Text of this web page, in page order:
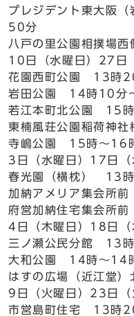
プレジデント東大阪
50分
八戸の里公園相撲場
10日（水曜日）27日
花園西町公園 13時
岩田公園 14時10分
若江本町北公園 15
東楠風荘公園稲荷神
寺嶋公園 15時～16
3日（水曜日）17日（
春光園（横枕） 13
加納アメリア集会所
府営加納住宅集会所
4日（木曜日）18日（
三ノ瀬公民分館 13
大和公園 14時～14
はすの広場（近江堂
9日（火曜日）23日（
市営島町住宅 13時